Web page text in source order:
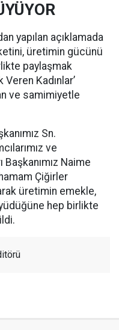
yapılan açıklamada
üretimin gücünü
paylaşmak
Kadınlar’
ve samimiyetle
Sn.
ve
Başkanımız Naime
Çiğirler
üretimin emekle,
hep birlikte